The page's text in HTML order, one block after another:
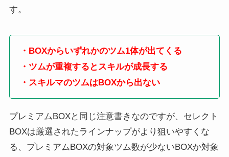
す。
・BOXからいずれかのツム1体が出てくる
・ツムが重複するとスキルが成長する
・スキルマのツムはBOXから出ない
プレミアムBOXと同じ注意書きなのですが、セレクト
BOXは厳選されたラインナップがより狙いやすくな
る、プレミアムBOXの対象ツム数が少ないBOXか対象